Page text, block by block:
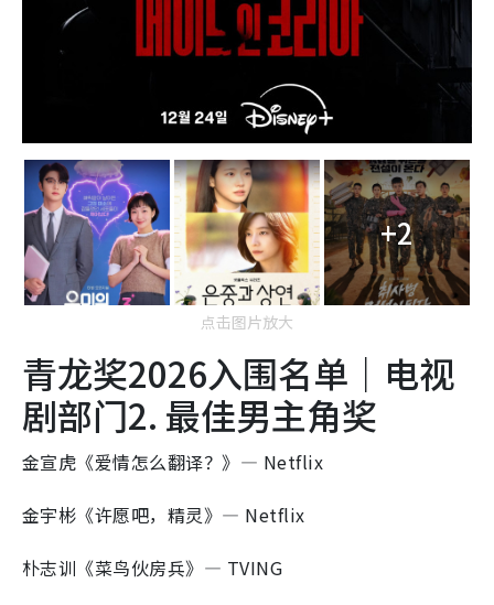
+2
点击图片放大
青龙奖2026入围名单｜电视
剧部门2. 最佳男主角奖
金宣虎《爱情怎么翻译？》— Netflix
金宇彬《许愿吧，精灵》— Netflix
朴志训《菜鸟伙房兵》— TVING